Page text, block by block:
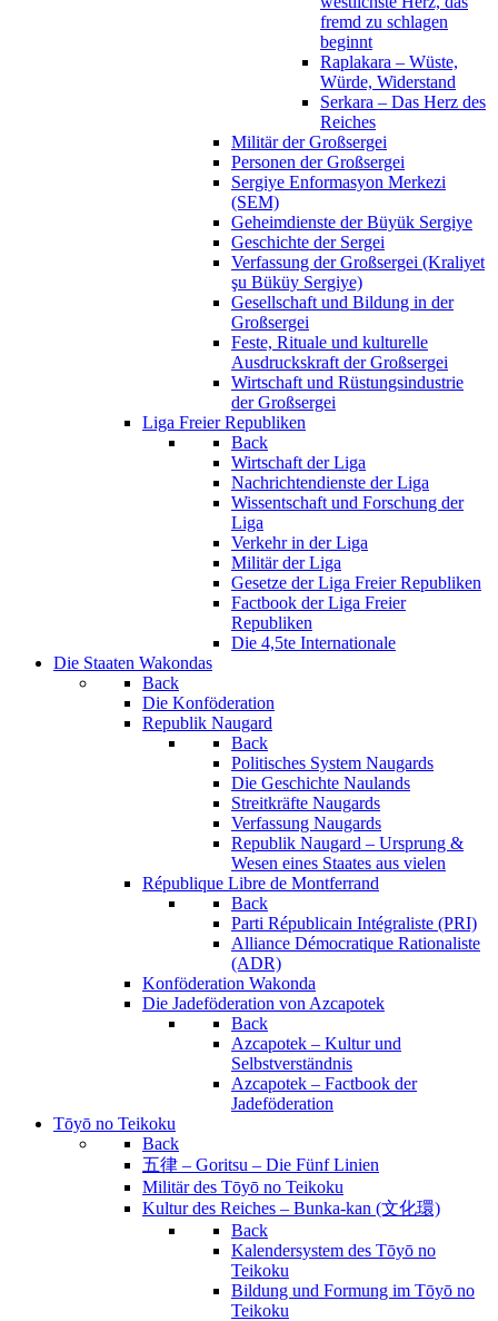
fremd zu schlagen
beginnt
Raplakara – Wüste,
Würde, Widerstand
Serkara – Das Herz des
Reiches
Militär der Großsergei
Personen der Großsergei
Sergiye Enformasyon Merkezi
(SEM)
Geheimdienste der Büyük Sergiye
Geschichte der Sergei
Verfassung der Großsergei (Kraliyet
şu Büküy Sergiye)
Gesellschaft und Bildung in der
Großsergei
Feste, Rituale und kulturelle
Ausdruckskraft der Großsergei
Wirtschaft und Rüstungsindustrie
der Großsergei
Liga Freier Republiken
Back
Wirtschaft der Liga
Nachrichtendienste der Liga
Wissentschaft und Forschung der
Liga
Verkehr in der Liga
Militär der Liga
Gesetze der Liga Freier Republiken
Factbook der Liga Freier
Republiken
Die 4,5te Internationale
Die Staaten Wakondas
Back
Die Konföderation
Republik Naugard
Back
Politisches System Naugards
Die Geschichte Naulands
Streitkräfte Naugards
Verfassung Naugards
Republik Naugard – Ursprung &
Wesen eines Staates aus vielen
République Libre de Montferrand
Back
Parti Républicain Intégraliste (PRI)
Alliance Démocratique Rationaliste
(ADR)
Konföderation Wakonda
Die Jadeföderation von Azcapotek
Back
Azcapotek – Kultur und
Selbstverständnis
Azcapotek – Factbook der
Jadeföderation
Tōyō no Teikoku
Back
五律 – Goritsu – Die Fünf Linien
Militär des Tōyō no Teikoku
Kultur des Reiches – Bunka-kan (文化環)
Back
Kalendersystem des Tōyō no
Teikoku
Bildung und Formung im Tōyō no
Teikoku